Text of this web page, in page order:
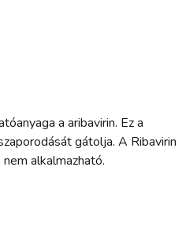
a aribavirin. Ez a
gátolja. A Ribavirin
alkalmazható.